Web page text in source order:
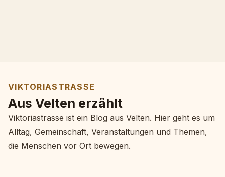
VIKTORIASTRASSE
Aus Velten erzählt
Viktoriastrasse ist ein Blog aus Velten. Hier geht es um
Alltag, Gemeinschaft, Veranstaltungen und Themen,
die Menschen vor Ort bewegen.